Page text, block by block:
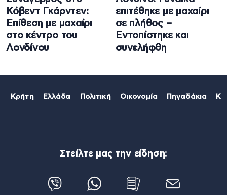
Κόβεντ Γκάρντεν:
Επίθεση με μαχαίρι
στο κέντρο του
Λονδίνου
επιτέθηκε με μαχαίρι
σε πλήθος –
Εντοπίστηκε και
συνελήφθη
Κρήτη Ελλάδα Πολιτική Οικονομία Πηγαδάκια
Στείλτε μας την είδηση: